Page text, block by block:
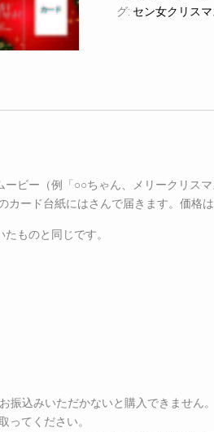
グ: セン女クリスマ
ビー（例「○○ちゃん、メリークリ
ード台紙にはさんで届きます。価格は
ものと同じです。
込みいただかないと購入できません。
ってください。